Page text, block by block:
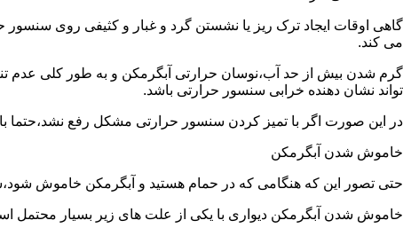
گاهی اوقات ایجاد ترک ریز یا نشستن گرد و غبار و کثیفی روی سنسور
می کند.
گرم شدن بیش از حد آب،نوسان حرارتی آبگرمکن و به طور کلی عدم
تواند نشان دهنده خرابی سنسور حرارتی باشد.
در این صورت اگر با تمیز کردن سنسور حرارتی مشکل رفع نشد،حتما
خاموش شدن آبگرمکن
حتی تصور این که هنگامی که در حمام هستید و آبگرمکن خاموش
خاموش شدن آبگرمکن دیواری با یکی از علت های زیر بسیار محتمل